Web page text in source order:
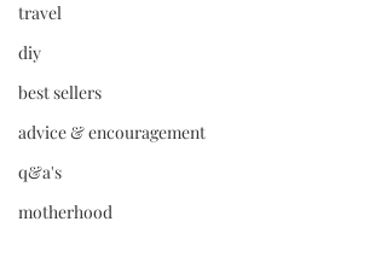
travel
diy
best sellers
advice & encouragement
q&a's
motherhood